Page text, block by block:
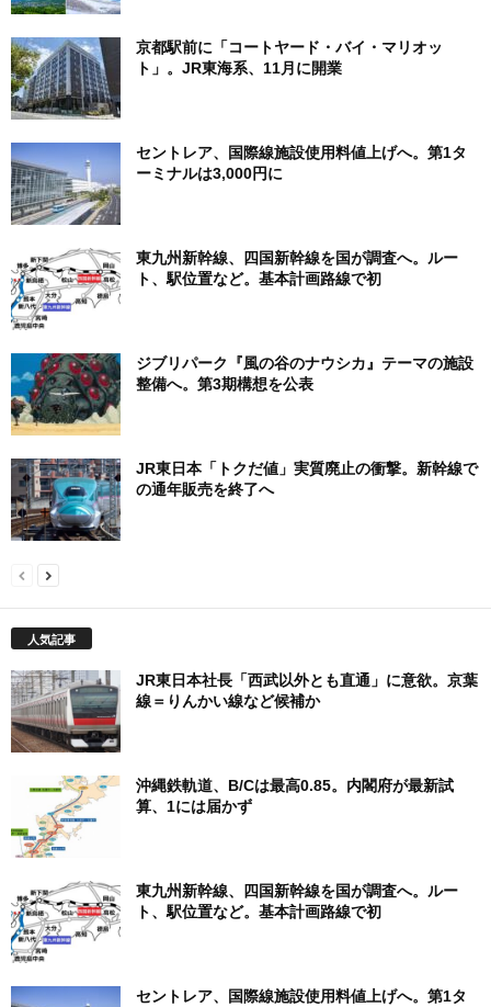
京都駅前に「コートヤード・バイ・マリオッ
ト」。JR東海系、11月に開業
セントレア、国際線施設使用料値上げへ。第1タ
ーミナルは3,000円に
東九州新幹線、四国新幹線を国が調査へ。ルー
ト、駅位置など。基本計画路線で初
ジブリパーク『風の谷のナウシカ』テーマの施設
整備へ。第3期構想を公表
JR東日本「トクだ値」実質廃止の衝撃。新幹線で
の通年販売を終了へ
人気記事
JR東日本社長「西武以外とも直通」に意欲。京葉
線＝りんかい線など候補か
沖縄鉄軌道、B/Cは最高0.85。内閣府が最新試
算、1には届かず
東九州新幹線、四国新幹線を国が調査へ。ルー
ト、駅位置など。基本計画路線で初
セントレア、国際線施設使用料値上げへ。第1タ